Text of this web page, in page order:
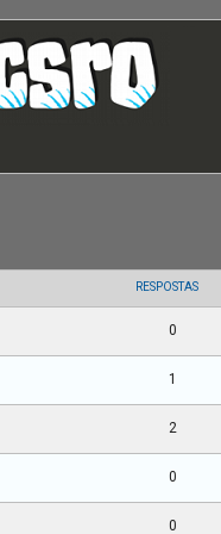
RESPOSTAS
0
1
2
0
0